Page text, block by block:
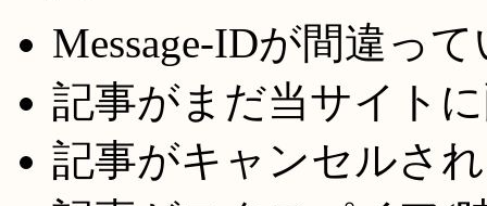
Message-IDが間違っ
記事がまだ当サイト
記事がキャンセルさ